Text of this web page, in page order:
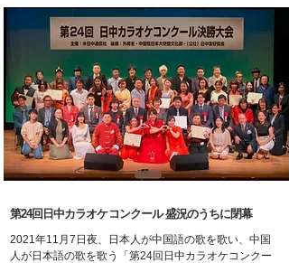
第24回日中カラオケコンクール 盛況のうちに閉幕
2021年11月7日夜、日本人が中国語の歌を歌い、中国
人が日本語の歌を歌う「第24回日中カラオケコンクー